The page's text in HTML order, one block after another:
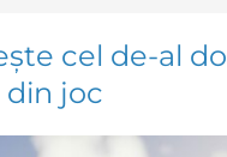
cel de-al
joc